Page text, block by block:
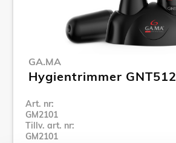
GA.MA
Hygientrimmer GNT512
Art. nr:
GM2101
Tillv. art. nr:
GM2101